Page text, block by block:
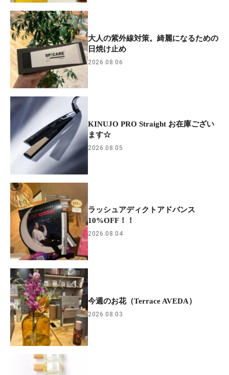
大人の紫外線対策。綺麗になるための
日焼け止め
2026.08.06
KINUJO PRO Straight お在庫ござい
ます☆
2026.08.05
ラッシュアディクトアドバンス
10%OFF！！
2026.08.04
今週のお花（Terrace AVEDA）
2026.08.03